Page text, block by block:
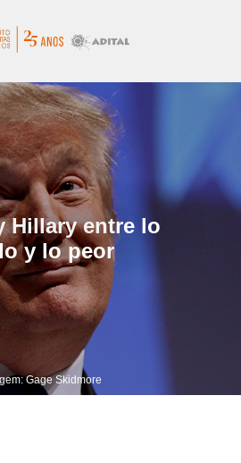
Hillary entre lo
y lo peor
Gage Skidmore